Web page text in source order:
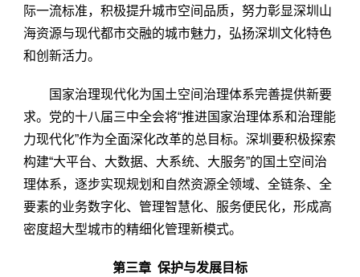
际一流标准，积极提升城市空间品质，努力彰显深圳山
海资源与现代都市交融的城市魅力，弘扬深圳文化特色
和创新活力。
国家治理现代化为国土空间治理体系完善提供新要
求。党的十八届三中全会将“推进国家治理体系和治理能
力现代化”作为全面深化改革的总目标。深圳要积极探索
构建“大平台、大数据、大系统、大服务”的国土空间治
理体系，逐步实现规划和自然资源全领域、全链条、全
要素的业务数字化、管理智慧化、服务便民化，形成高
密度超大型城市的精细化管理新模式。
第三章 保护与发展目标